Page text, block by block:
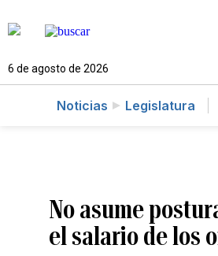
6 de agosto de 2026
Noticias Legislatura
No asume
el salario de los